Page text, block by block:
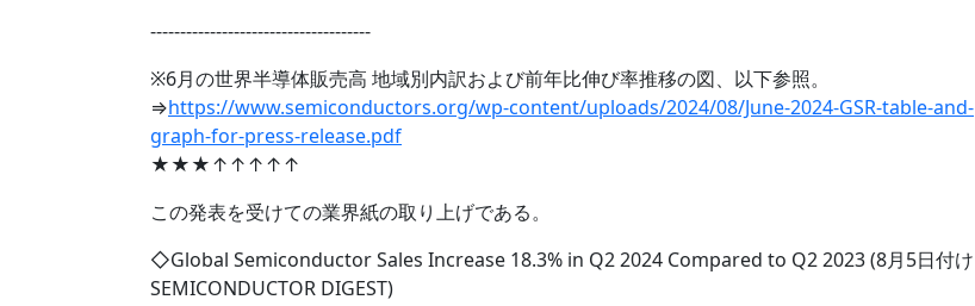
-------------------------------------
※6月の世界半導体販売高 地域別内訳および前年比伸び率推移の図、以下参照。
⇒https://www.semiconductors.org/wp-content/uploads/2024/08/June-2024-GSR-table-and-
graph-for-press-release.pdf
★★★↑↑↑↑↑
この発表を受けての業界紙の取り上げである。
◇Global Semiconductor Sales Increase 18.3% in Q2 2024 Compared to Q2 2023 (8月5日付け
SEMICONDUCTOR DIGEST)